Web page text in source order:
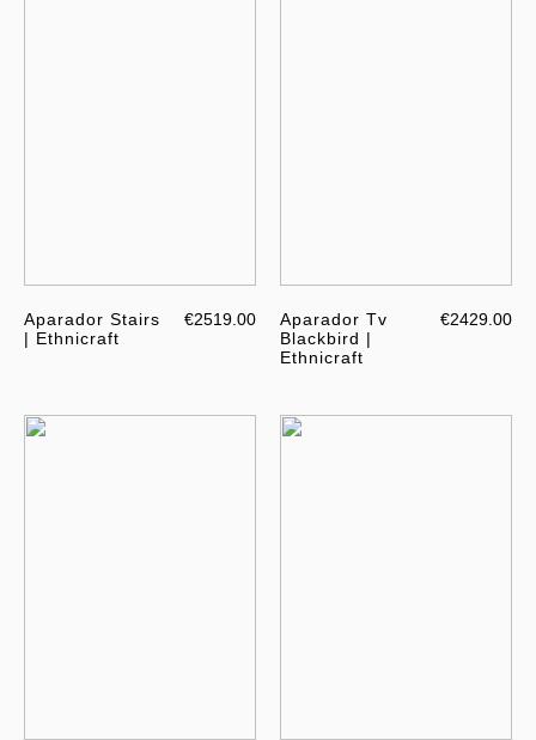
Aparador Stairs
| Ethnicraft
€2519.00
Aparador Tv
Blackbird |
Ethnicraft
€2429.00